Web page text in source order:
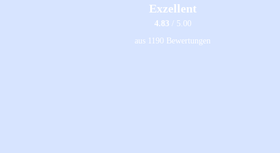
Durchschnittliche Bewertung von 4.8 von
Exzellent
4.83 / 5.00
aus 1190 Bewertungen